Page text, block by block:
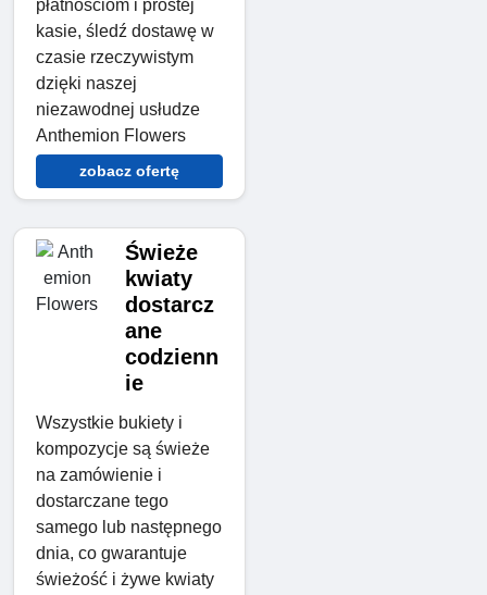
płatnościom i prostej
kasie, śledź dostawę w
czasie rzeczywistym
dzięki naszej
niezawodnej usłudze
Anthemion Flowers
zobacz ofertę
Świeże
kwiaty
dostarcz
ane
codzienn
ie
Wszystkie bukiety i
kompozycje są świeże
na zamówienie i
dostarczane tego
samego lub następnego
dnia, co gwarantuje
świeżość i żywe kwiaty